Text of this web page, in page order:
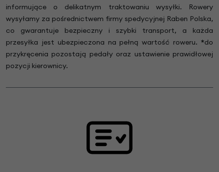
informujące o delikatnym traktowaniu wysyłki. Rowery
wysyłamy za pośrednictwem firmy spedycyjnej Raben Polska,
co gwarantuje bezpieczny i szybki transport, a każda
przesyłka jest ubezpieczona na pełną wartość roweru. *do
przykręcenia pozostają pedały oraz ustawienie prawidłowej
pozycji kierownicy.